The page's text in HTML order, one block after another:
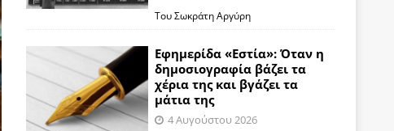
Του Σωκράτη Αργύρη
Εφημερίδα «Εστία»: Όταν η
δημοσιογραφία βάζει τα
χέρια της και βγάζει τα
μάτια της
4 Αυγούστου 2026